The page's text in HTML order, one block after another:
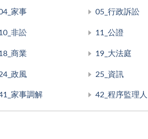
家事 05_行政訴訟
非訟 11_公證
商業 19_大法庭
政風 25_資訊
家事調解 42_程序監理人